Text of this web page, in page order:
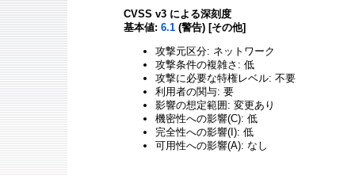
CVSS v3 による深刻度
基本値: 6.1 (警告) [その他]
攻撃元区分: ネットワーク
攻撃条件の複雑さ: 低
攻撃に必要な特権レベル: 不要
利用者の関与: 要
影響の想定範囲: 変更あり
機密性への影響(C): 低
完全性への影響(I): 低
可用性への影響(A): なし